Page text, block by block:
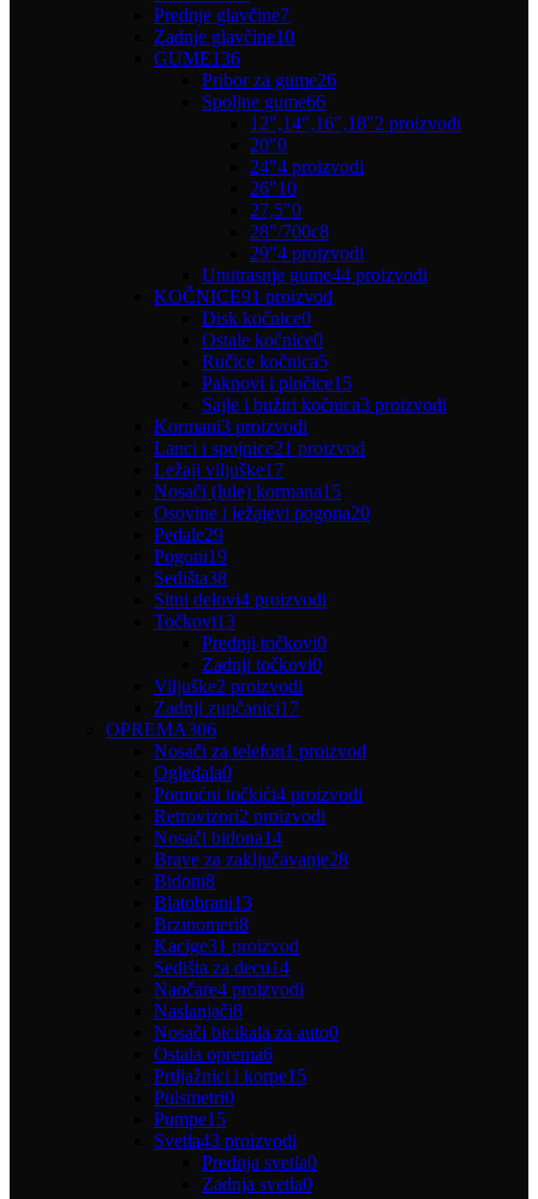
Prednje glavčine7
Zadnje glavčine10
GUME136
Pribor za gume26
Spoljne gume66
12",14",16",18"2 proizvodi
20"0
24"4 proizvodi
26"10
27,5"0
28"/700c8
29"4 proizvodi
Unutrasnje gume44 proizvodi
KOČNICE91 proizvod
Disk kočnice0
Ostale kočnice0
Ručice kočnica5
Paknovi i pločice15
Sajle i bužiri kočnica3 proizvodi
Kormani3 proizvodi
Lanci i spojnice21 proizvod
Ležaji viljuške17
Nosači (lule) kormana15
Osovine i ležajevi pogona20
Pedale29
Pogoni19
Sedišta38
Sitni delovi4 proizvodi
Točkovi13
Prednji točkovi0
Zadnji točkovi0
Viljuške2 proizvodi
Zadnji zupčanici17
OPREMA306
Nosači za telefon1 proizvod
Ogledala0
Pomoćni točkići4 proizvodi
Retrovizori2 proizvodi
Nosači bidona14
Brave za zaključavanje28
Bidoni8
Blatobrani13
Brzinomeri8
Kacige31 proizvod
Sedišta za decu14
Naočare4 proizvodi
Naslanjači8
Nosači bicikala za auto0
Ostala oprema6
Prtljažnici i korpe15
Pulsmetri0
Pumpe15
Svetla43 proizvodi
Prednja svetla0
Zadnja svetla0